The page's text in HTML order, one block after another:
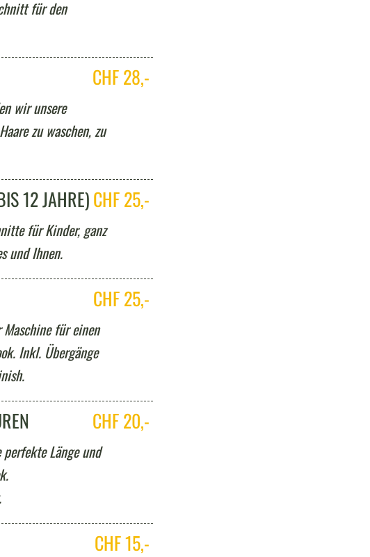
für den
CHF 28,-
wir unsere
zu waschen, zu
12 JAHRE)CHF 25,-
für Kinder, ganz
und Ihnen.
CHF 25,-
für einen
Inkl. Übergänge
CHF 20,-
Länge und
CHF 15,-